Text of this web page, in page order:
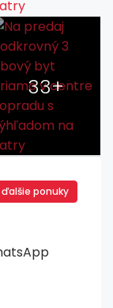
33+
ponuky